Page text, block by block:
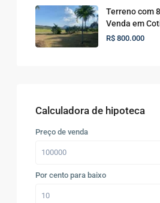
Terreno com
Venda em
R$ 800.000
Calculadora de hipoteca
Preço de venda
Por cento para baixo